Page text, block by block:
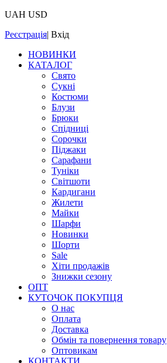
UAH USD
Реєстрація| Вхід
НОВИНКИ
КАТАЛОГ
Свято
Сукні
Костюми
Блузи
Брюки
Спідниці
Сорочки
Піджаки
Сарафани
Туніки
Світшоти
Кардигани
Жилети
Майки
Шарфи
Новинки
Шорти
Sale
Хіти продажів
Знижки сезону
ОПТ
КУТОЧОК ПОКУПЦЯ
О нас
Оплата
Доставка
Обмін та повернення товару
Оптовикам
КОНТАКТИ